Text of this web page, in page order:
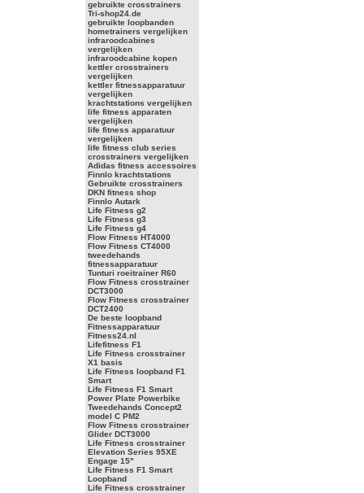
gebruikte crosstrainers
Tri-shop24.de
gebruikte loopbanden
hometrainers vergelijken
infraroodcabines
vergelijken
infraroodcabine kopen
kettler crosstrainers
vergelijken
kettler fitnessapparatuur
vergelijken
krachtstations vergelijken
life fitness apparaten
vergelijken
life fitness apparatuur
vergelijken
life fitness club series
crosstrainers vergelijken
Adidas fitness accessoires
Finnlo krachtstations
Gebruikte crosstrainers
DKN fitness shop
Finnlo Autark
Life Fitness g2
Life Fitness g3
Life Fitness g4
Flow Fitness HT4000
Flow Fitness CT4000
tweedehands
fitnessapparatuur
Tunturi roeitrainer R60
Flow Fitness crosstrainer
DCT3000
Flow Fitness crosstrainer
DCT2400
De beste loopband
Fitnessapparatuur
Fitness24.nl
Lifefitness F1
Life Fitness crosstrainer
X1 basis
Life Fitness loopband F1
Smart
Life Fitness F1 Smart
Power Plate Powerbike
Tweedehands Concept2
model C PM2
Flow Fitness crosstrainer
Glider DCT3000
Life Fitness crosstrainer
Elevation Series 95XE
Engage 15"
Life Fitness F1 Smart
Loopband
Life Fitness crosstrainer